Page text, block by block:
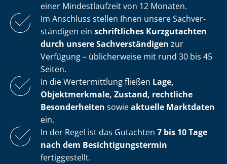
einer Mindestlaufzeit von 12 Monaten.
Im Anschluss stellen Ihnen unsere Sach­ver­
stän­di­gen ein schriftliches Kurzgutachten
durch unsere Sach­ver­stän­di­gen zur
Verfügung – üblicherweise mit rund 30 bis 45
Seiten.
In die Wertermittlung fließen Lage,
Objektmerkmale, Zustand, rechtliche
Besonderheiten sowieaktuelle Marktdaten
ein.
In der Regel ist das Gutachten 7 bis 10 Tage
nach dem Be­sich­ti­gungs­ter­min
fertiggestellt.